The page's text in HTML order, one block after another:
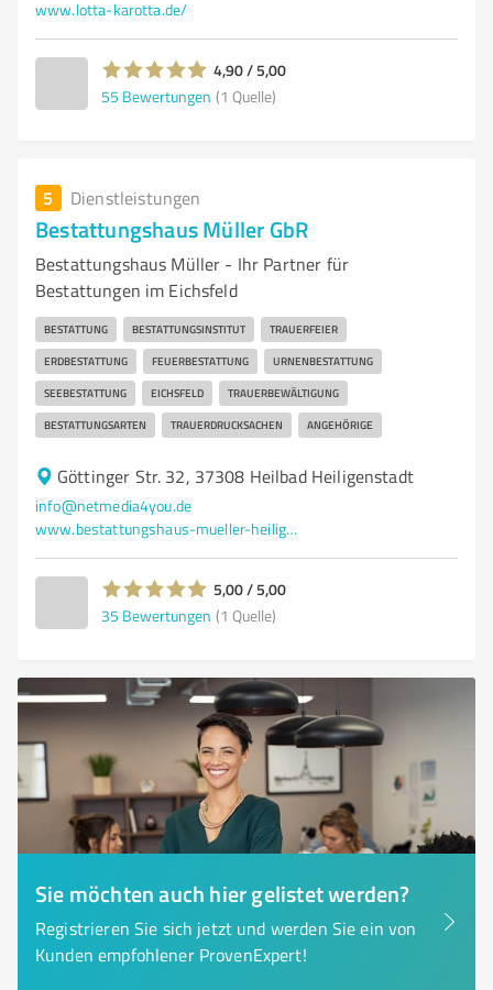
www.lotta-karotta.de/
4,90 / 5,00
55 Bewertungen (1 Quelle)
5 Dienstleistungen
Bestattungshaus Müller GbR
Bestattungshaus Müller - Ihr Partner für
Bestattungen im Eichsfeld
BESTATTUNG BESTATTUNGSINSTITUT TRAUERFEIER
ERDBESTATTUNG FEUERBESTATTUNG URNENBESTATTUNG
SEEBESTATTUNG EICHSFELD TRAUERBEWÄLTIGUNG
BESTATTUNGSARTEN TRAUERDRUCKSACHEN ANGEHÖRIGE
Göttinger Str. 32, 37308 Heilbad Heiligenstadt
info@netmedia4you.de
www.bestattungshaus-mueller-heiligenstadt.de/
5,00 / 5,00
35 Bewertungen (1 Quelle)
Sie möchten auch hier gelistet werden?
Registrieren Sie sich jetzt und werden Sie ein von
Kunden empfohlener ProvenExpert!